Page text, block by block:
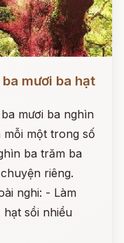
mươi ba hạt
mươi ba nghìn
mỗi một trong số
ba trăm ba
riêng.
nghi: - Làm
sồi nhiều